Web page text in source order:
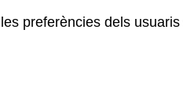
preferències dels usuaris